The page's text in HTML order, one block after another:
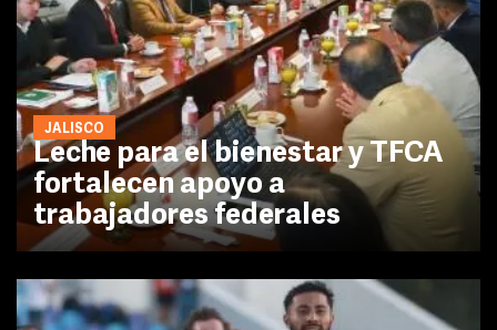
JALISCO
Leche para el bienestar y TFCA
fortalecen apoyo a
trabajadores federales